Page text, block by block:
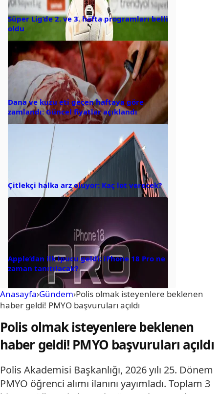
Süper Lig’de 2. ve 3. hafta programları belli
oldu
Dana ve kuzu eti geçen haftaya göre
zamlandı: Güncel fiyatlar açıklandı
Çitlekçi halka arz oluyor: Kaç lot verecek?
Apple’dan ilk ipucu geldi: iPhone 18 Pro ne
zaman tanıtılacak?
Anasayfa›Gündem›Polis olmak isteyenlere beklenen
haber geldi! PMYO başvuruları açıldı
Polis olmak isteyenlere beklenen
haber geldi! PMYO başvuruları açıldı
Polis Akademisi Başkanlığı, 2026 yılı 25. Dönem
PMYO öğrenci alımı ilanını yayımladı. Toplam 3